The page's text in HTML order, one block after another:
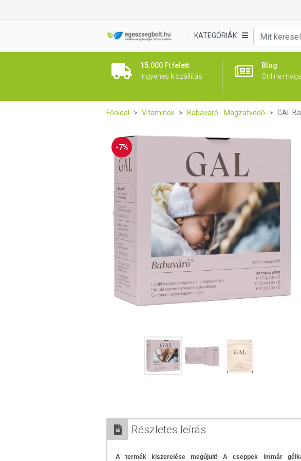
KATEGÓRIÁK
15.000 Ft felett
ingyenes kiszállítás
Blog
Online
Főoldal Vitaminok Babaváró - Magzatvédő GAL
-7%
Részletes leírás
A termék kiszerelése megújult! A cseppek immár